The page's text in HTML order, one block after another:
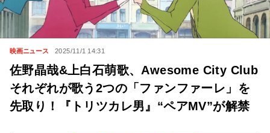
映画ニュース 2025/11/1 14:31
佐野晶哉&上白石萌歌、Awesome City Club
それぞれが歌う2つの「ファンファーレ」を
先取り！『トリツカレ男』“ペアMV”が解禁